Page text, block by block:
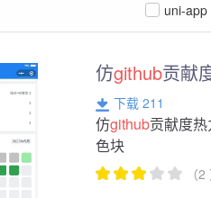
uni-app
仿github贡献
下载 211
仿github贡献度
色块
（